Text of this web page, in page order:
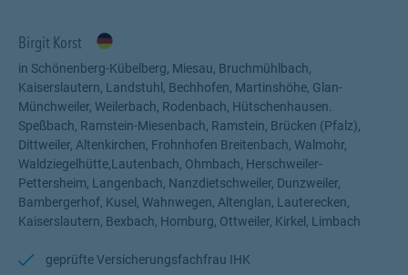
Birgit Korst
in Schönenberg-Kübelberg, Miesau, Bruchmühlbach,
Kaiserslautern, Landstuhl, Bechhofen, Martinshöhe, Glan-
Münchweiler, Weilerbach, Rodenbach, Hütschenhausen.
Speßbach, Ramstein-Miesenbach, Ramstein, Brücken (Pfalz),
Dittweiler, Altenkirchen, Frohnhofen Breitenbach, Walmohr,
Waldziegelhütte,Lautenbach, Ohmbach, Herschweiler-
Pettersheim, Langenbach, Nanzdietschweiler, Dunzweiler,
Bambergerhof, Kusel, Wahnwegen, Altenglan, Lauterecken,
Kaiserslautern, Bexbach, Homburg, Ottweiler, Kirkel, Limbach
geprüfte Versicherungsfachfrau IHK